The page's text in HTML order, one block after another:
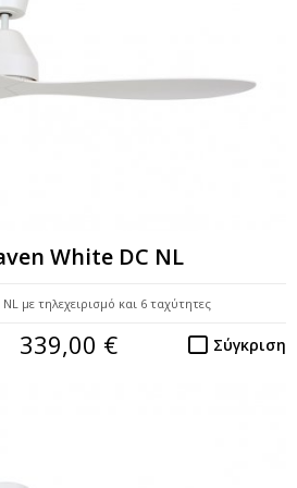
White DC NL
με τηλεχειρισμό και 6 ταχύτητες
Σύγκριση
339,00 €